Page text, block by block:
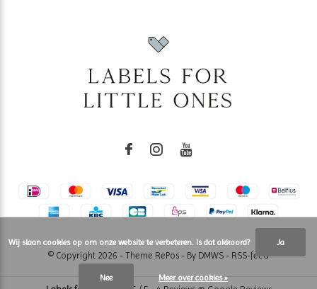
© Copyright 2026 - Theme RePos - By DMWS - RSS-feed
Wij slaan cookies op om onze website te verbeteren. Is dat akkoord? Ja
Nee Meer over cookies »